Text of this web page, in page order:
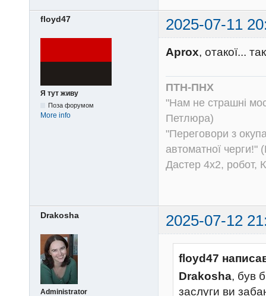
floyd47 2025-07-11
Я тут живу
Поза форумом
More info
Aprox, отакої...
ПТН-ПНХ
"Нам не страшні
Петлюра)
"Переговори з
автоматної черги!"
Дастер 4х2, робот,
Drakosha 2025-07-12
Administrator
floyd47
Drakosha, був
заслуги ви